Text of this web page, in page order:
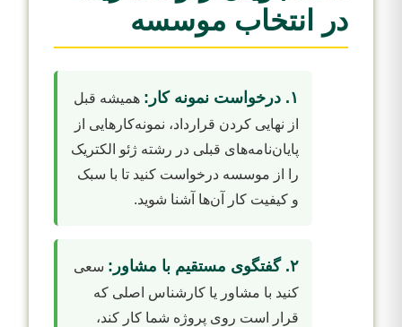
در انتخاب موسسه
۱. درخواست نمونه کار:
همیشه قبل
از نهایی کردن قرارداد، نمونه‌کارهایی از
پایان‌نامه‌های قبلی در رشته ژئو الکتریک
را از موسسه درخواست کنید تا با سبک
و کیفیت کار آن‌ها آشنا شوید.
۲. گفتگوی مستقیم با مشاور:
سعی
کنید با مشاور یا کارشناس اصلی که
قرار است روی پروژه شما کار کند،